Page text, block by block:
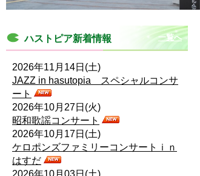
ハストピア新着情報 一覧へ
2026年11月14日(土)
JAZZ in hasutopia スペシャルコンサ
ート
2026年10月27日(火)
昭和歌謡コンサート
2026年10月17日(土)
ケロポンズファミリーコンサートｉｎ
はすだ